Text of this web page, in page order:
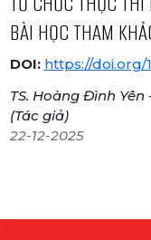
BÀI HỌC THAM
DOI: https://doi.org/
TS. Hoàng Đình
(Tác giả)
22-12-2025